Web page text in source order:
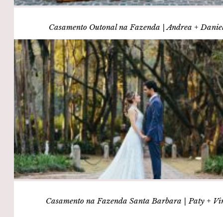
Casamento Outonal na Fazenda | Andrea +
Casamento na Fazenda Santa Barbara | Paty +